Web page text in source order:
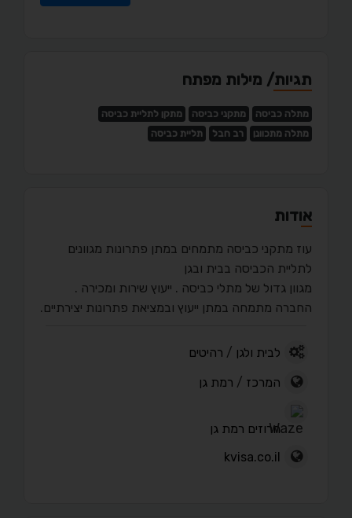
תגיות/ מילות מפתח
מתלה כביסה מתקני כביסה
מתקן לתליית כביסה
מתלה מתכוונן
רב חבל תליית כביסה
אודות
עוז מתקני כביסה מתמחים במתן פתרונות מגוונים
לתליית הכביסה בבית ובגן
מגוון גדול של מתלי כביסה . ייעוץ שירות ומכירה .
החברה מתמחה במתן ייעוץ ובמציאת פתרונות יצירתיים.
לבית ולגן / רהיטים
המרכז / רמת גן
חרוזים רמת גן
kvisa.co.il